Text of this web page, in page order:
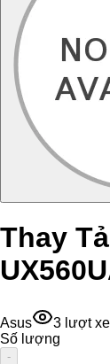
Thay
Asus 3 lượt
Số lượng
-